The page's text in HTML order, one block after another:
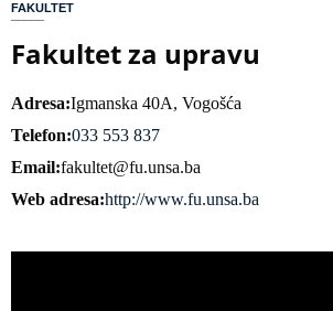
here
FAKULTET
Fakultet za upravu
Adresa Igmanska 40A, Vogošća
Telefon 033 553 837
Email fakultet@fu.unsa.ba
Web adresa http://www.fu.unsa.ba